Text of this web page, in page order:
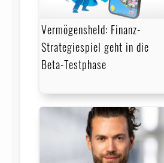
Vermögensheld: Finanz-
Strategiespiel geht in die
Beta-Testphase